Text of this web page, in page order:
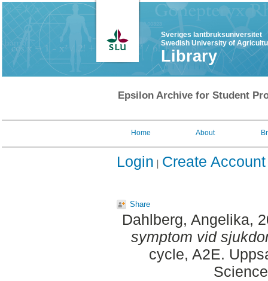
Sveriges lantbruksuniversitet
Swedish University of
Library
Epsilon Archive for Student
Home About
Login Create Account
Share
Dahlberg, Angelika,
symptom vid
cycle, A2E.